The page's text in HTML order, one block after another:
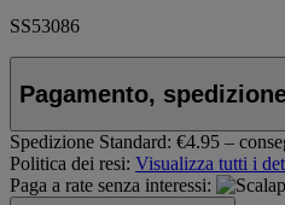
SS53086
Pagamento,
Spedizione Standard: €4.95 –
Politica dei resi: Visualizza tutti i
Paga a rate senza interessi: